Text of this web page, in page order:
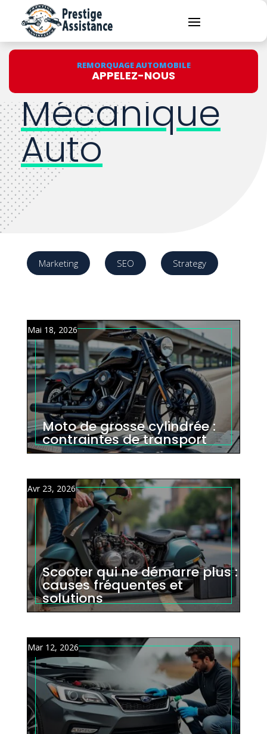
REMORQUAGE AUTOMOBILE
APPELEZ-NOUS
Entretien et
Mécanique
Auto
Marketing SEO Strategy
Moto de grosse cylindrée :
contraintes de transport
Mai 18, 2026
Scooter qui ne démarre plus :
causes fréquentes et
solutions
Avr 23, 2026
Mar 12, 2026